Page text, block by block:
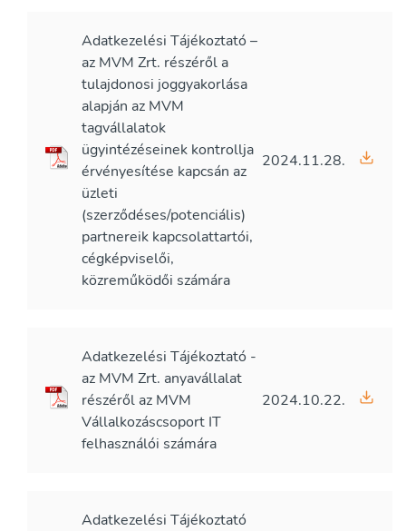
Adatkezelési Tájékoztató –
az MVM Zrt. részéről a
tulajdonosi joggyakorlása
alapján az MVM
tagvállalatok
ügyintézéseinek kontrollja
érvényesítése kapcsán az
üzleti
(szerződéses/potenciális)
partnereik kapcsolattartói,
cégképviselői,
közreműködői számára
2024.11.28.
Adatkezelési Tájékoztató -
az MVM Zrt. anyavállalat
részéről az MVM
Vállalkozáscsoport IT
felhasználói számára
2024.10.22.
Adatkezelési Tájékoztató